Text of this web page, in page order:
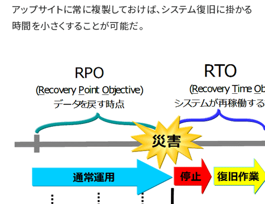
アップサイトに常に複製しておけば、システム復旧に掛かる
時間を小さくすることが可能だ。